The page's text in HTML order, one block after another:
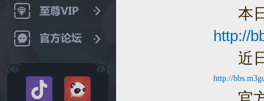
本日
http://
近日
http://